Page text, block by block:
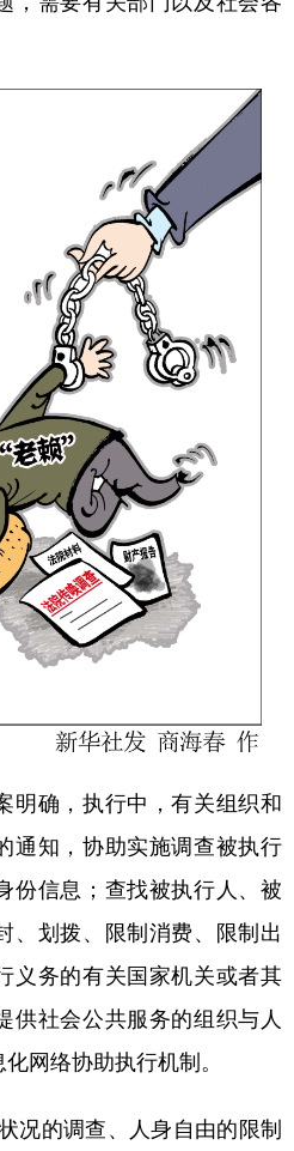
确，执行中，有关组织和
通知，协助实施调查被执行
份信息；查找被执行人、被
、划拨、限制消费、限制出
义务的有关国家机关或者其
供社会公共服务的组织与人
网络协助执行机制。
的调查、人身自由的限制